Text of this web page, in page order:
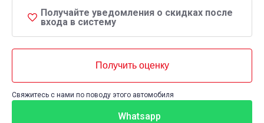
Получайте уведомления о скидках после
входа в систему
Получить оценку
Свяжитесь с нами по поводу этого автомобиля
Whatsapp